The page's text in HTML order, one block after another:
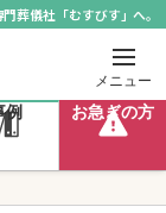
葬儀社「むすびす」へ。
メニュー
例 お急ぎの方